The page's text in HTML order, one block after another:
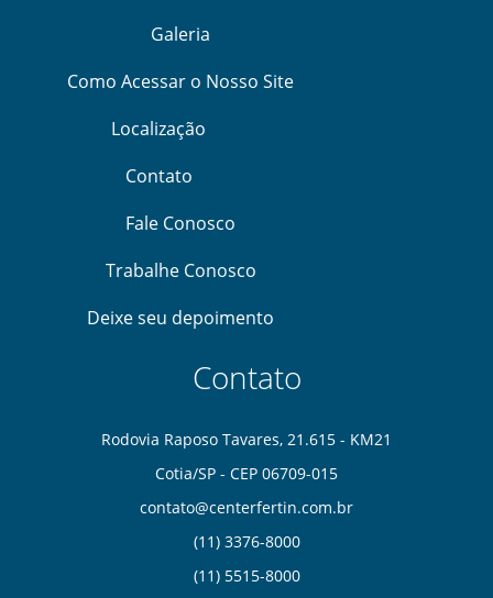
Galeria
Como Acessar o Nosso Site
Localização
Contato
Fale Conosco
Trabalhe Conosco
Deixe seu depoimento
Contato
Rodovia Raposo Tavares, 21.615 - KM21
Cotia/SP - CEP 06709-015
contato@centerfertin.com.br
(11) 3376-8000
(11) 5515-8000